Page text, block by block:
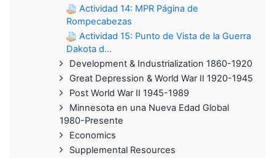
Actividad 14: MPR Página de
Rompecabezas
Actividad 15: Punto de Vista de la Guerra
Dakota d...
Development & Industrialization 1860-1920
Great Depression & World War II 1920-1945
Post World War II 1945-1989
Minnesota en una Nueva Edad Global
1980-Presente
Economics
Supplemental Resources